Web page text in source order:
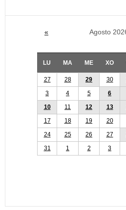
« Agosto
LU MA ME XO
27 28 29 30
3
4 5 6
10
11 12 13
17
18 19 20
24
25 26 27
31
1 2 3